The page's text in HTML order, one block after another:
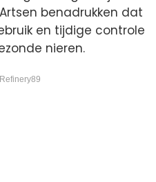
benadrukken dat
en tijdige controle
nieren.